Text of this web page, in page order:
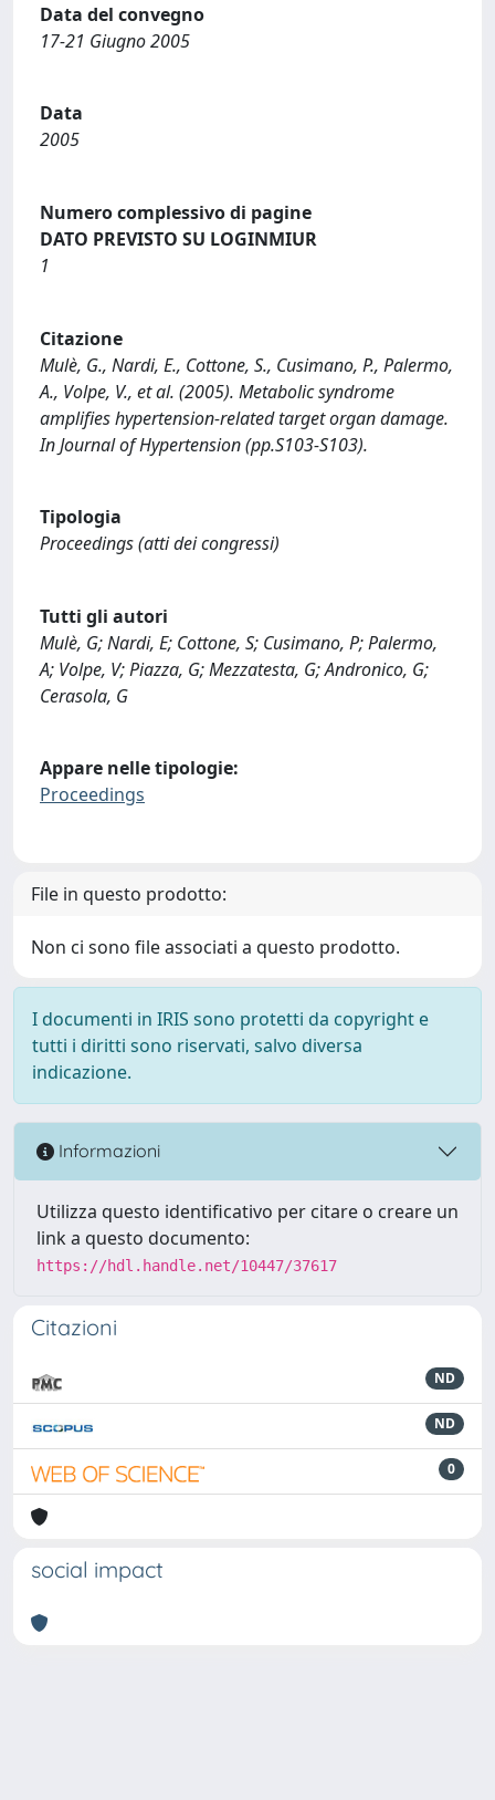
Data del convegno
17-21 Giugno 2005
Data
2005
Numero complessivo di pagine
DATO PREVISTO SU LOGINMIUR
1
Citazione
Mulè, G., Nardi, E., Cottone, S., Cusimano, P., Palermo,
A., Volpe, V., et al. (2005). Metabolic syndrome
amplifies hypertension-related target organ damage.
In Journal of Hypertension (pp.S103-S103).
Tipologia
Proceedings (atti dei congressi)
Tutti gli autori
Mulè, G; Nardi, E; Cottone, S; Cusimano, P; Palermo,
A; Volpe, V; Piazza, G; Mezzatesta, G; Andronico, G;
Cerasola, G
Appare nelle tipologie:
Proceedings
File in questo prodotto:
Non ci sono file associati a questo prodotto.
I documenti in IRIS sono protetti da copyright e
tutti i diritti sono riservati, salvo diversa
indicazione.
Informazioni
Utilizza questo identificativo per citare o creare un
link a questo documento:
https://hdl.handle.net/10447/37617
Citazioni
ND
ND
0
social impact